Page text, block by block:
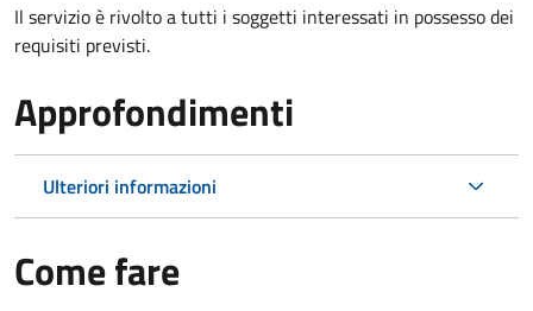
Il servizio è rivolto a tutti i soggetti interessati in possesso dei
requisiti previsti.
Approfondimenti
Ulteriori informazioni
Come fare